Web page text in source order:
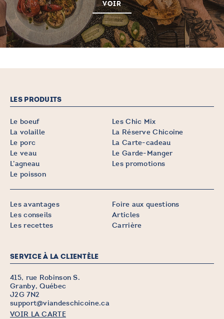
VOIR
LES PRODUITS
Le boeuf
La volaille
Le porc
Le veau
L’agneau
Le poisson
Les Chic Mix
La Réserve Chicoine
La Carte-cadeau
Le Garde-Manger
Les promotions
Les avantages
Les conseils
Les recettes
Foire aux questions
Articles
Carrière
SERVICE À LA CLIENTÈLE
415, rue Robinson S.
Granby, Québec
J2G 7N2
support@viandeschicoine.ca
VOIR LA CARTE